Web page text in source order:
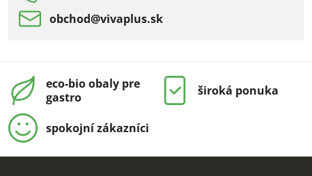
obchod​@vivaplus​.sk
eco-bio obaly pre
gastro
široká ponuka
spokojní zákazníci